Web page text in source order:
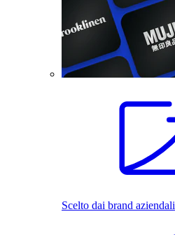
Scelto dai brand aziendali